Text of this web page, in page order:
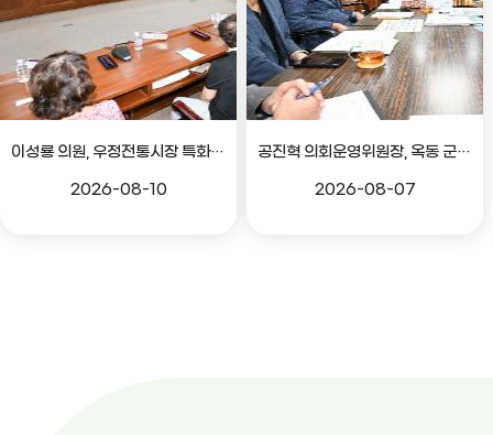
이성룡 의원, 우정전통시장 특화골목 조성 의견 청취
2026-08-10
공진혁 의회운영위원장, 옥동 군부대 이전지 양동마을 주민지원사업 점검
2026-08-07